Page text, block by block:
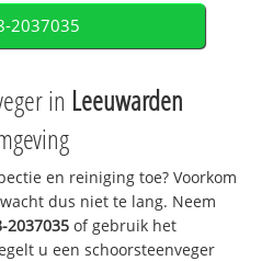
2037035
in Leeuwarden
en reiniging toe? Voorkom
dus niet te lang. Neem
2037035 of gebruik het
u een schoorsteenveger